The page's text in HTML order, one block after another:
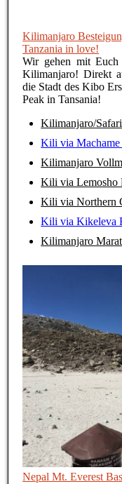
Kilimanjaro
Tanzania in love!
Wir gehen mit Euch
Kilimanjaro! Direkt
die Stadt des Kibo
Peak in Tansania!
Kilimanjaro/
Kili via Machame
Kilimanjaro
Kili via Lemosho
Kili via Northern
Kili via Kikeleva
Kilimanjaro
Nepal Mt. Everest